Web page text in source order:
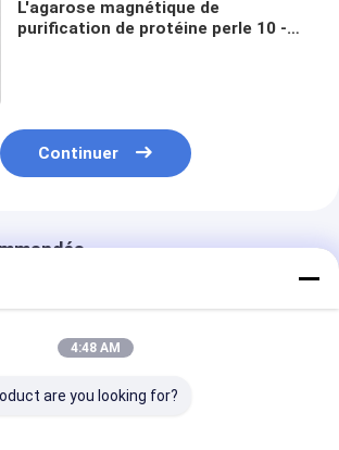
L'agarose magnétique de
purification de protéine perle 10 -
Continuer
4:48 AM
are you looking for?